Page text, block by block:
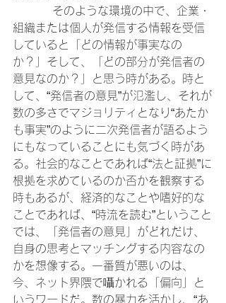
組織または個人が発信する情報を受信
していると「どの情報が事実なの
か？」そして、「どの部分が発信者の
意見なのか？」と思う時がある。時と
して、“発信者の意見”が氾濫し、それが
数の多さでマジョリティとなり“あたか
も事実”のように二次発信者が語るよう
にもなっていることにも気づく時があ
る。社会的なことであれば“法と証拠”に
根拠を求めているのか否かを観察する
時もあるが、経済的なことや嗜好的な
ことであれば、“時流を読む”ということ
では、「発信者の意見」がどれだけ、
自身の思考とマッチングする内容なの
かを想像する。一番質が悪いのは、
今、ネット界隈で囁かれる「偏向」と
いうワードだ。数の暴力を活かし、“あ